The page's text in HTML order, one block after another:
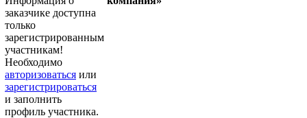
заказчике доступна
только
зарегистрированным
участникам!
Необходимо
авторизоваться или
зарегистрироваться
и заполнить
профиль участника.